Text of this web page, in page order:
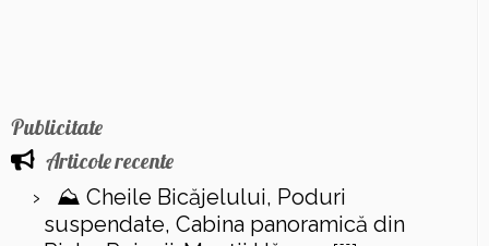
Publicitate
Articole recente
⛰️ Cheile Bicăjelului, Poduri
suspendate, Cabina panoramică din